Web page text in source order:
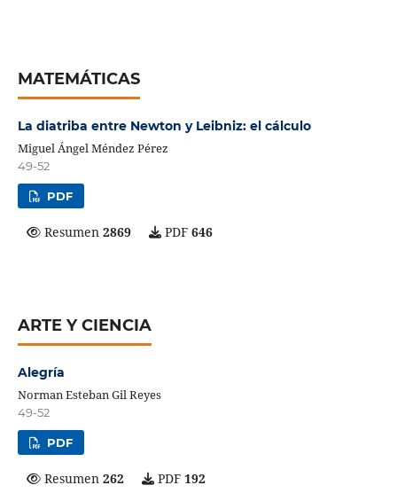
MATEMÁTICAS
La diatriba entre Newton y Leibniz: el cálculo
Miguel Ángel Méndez Pérez
49-52
PDF
Resumen 2869 PDF 646
ARTE Y CIENCIA
Alegría
Norman Esteban Gil Reyes
49-52
PDF
Resumen 262 PDF 192